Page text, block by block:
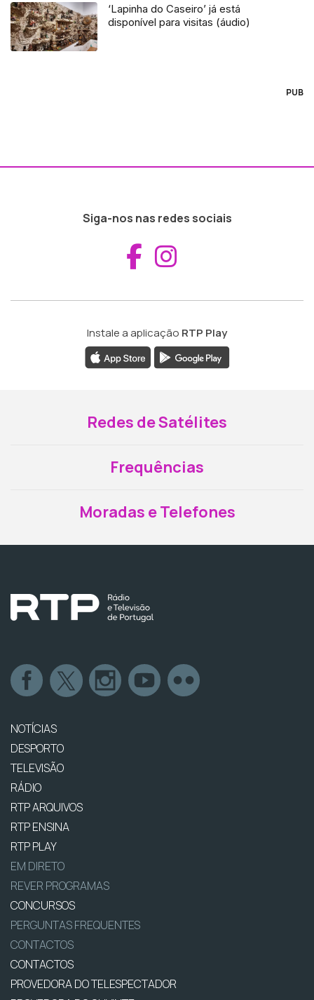
‘Lapinha do Caseiro’ já está
disponível para visitas (áudio)
PUB
Siga-nos nas redes sociais
Aceder ao
Instale a aplicação RTP Play
Redes de Satélites
Frequências
Moradas e Telefones
NOTÍCIAS
DESPORTO
TELEVISÃO
RÁDIO
RTP ARQUIVOS
RTP ENSINA
RTP PLAY
EM DIRETO
REVER PROGRAMAS
CONCURSOS
PERGUNTAS FREQUENTES
CONTACTOS
CONTACTOS
PROVEDORA DO TELESPECTADOR